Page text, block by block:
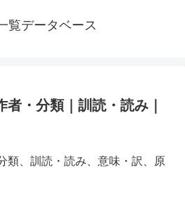
覧データベース
・分類｜訓読・読み｜
類、訓読・読み、意味・訳、原